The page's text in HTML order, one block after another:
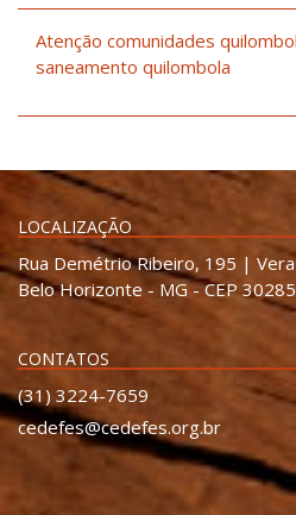
Atenção comunidades
saneamento quilombola
LOCALIZAÇÃO
Rua Demétrio Ribeiro, 195 |
Belo Horizonte - MG - CEP
CONTATOS
(31) 3224-7659
cedefes@cedefes.org.br